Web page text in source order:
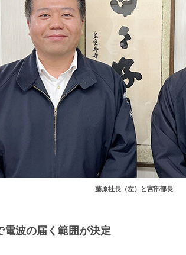
藤原社長（左）と宮部部長
電波の届く範囲が決定